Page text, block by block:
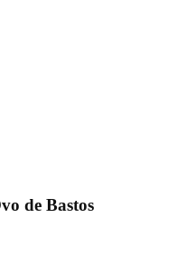
de Bastos